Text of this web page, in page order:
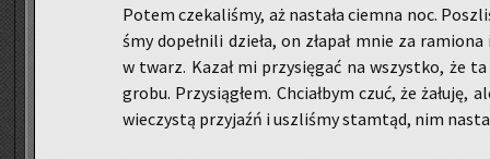
Potem cze­ka­li­śmy, aż na­sta­ła ciem­na noc.
śmy do­peł­ni­li dzie­ła, on zła­pał mnie za
w twarz. Kazał mi przy­się­gać na wszyst­ko, że
grobu. Przy­sią­głem. Chciał­bym czuć, że ża­łu­ję,
wie­czy­stą przy­jaźń i uszli­śmy stam­tąd, nim